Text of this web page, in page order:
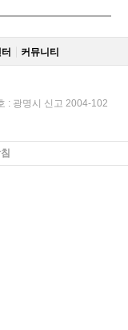
커뮤니티
: 광명시 신고 2004-102